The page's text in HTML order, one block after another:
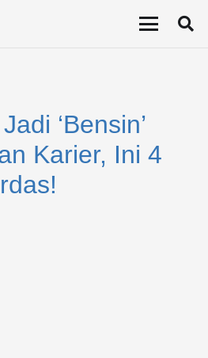
‘Bensin’
Karier, Ini 4